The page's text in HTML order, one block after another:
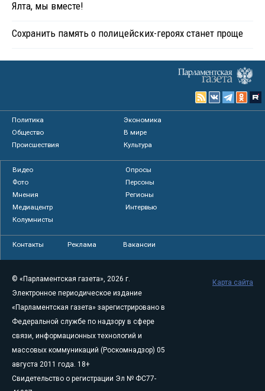
Ялта, мы вместе!
Сохранить память о полицейских-героях станет проще
Политика
Экономика
Общество
В мире
Происшествия
Культура
Видео
Опросы
Фото
Персоны
Мнения
Регионы
Медиацентр
Интервью
Колумнисты
Контакты Реклама Вакансии
© «Парламентская газета», 2026 г.
Электронное периодическое издание
«Парламентская газета» зарегистрировано в
Федеральной службе по надзору в сфере
связи, информационных технологий и
массовых коммуникаций (Роскомнадзор) 05
августа 2011 года. 18+
Свидетельство о регистрации Эл № ФС77-
Карта сайта